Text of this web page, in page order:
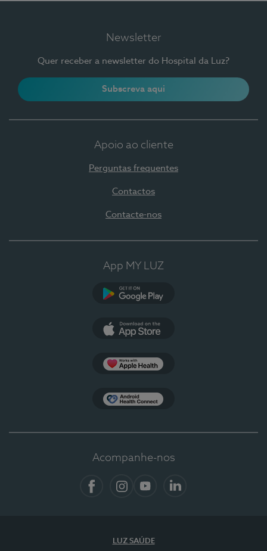
Newsletter
Quer receber a newsletter do Hospital da Luz?
Subscreva aqui
Apoio ao cliente
Perguntas frequentes
Contactos
Contacte-nos
App MY LUZ
Acompanhe-nos
LUZ SAÚDE